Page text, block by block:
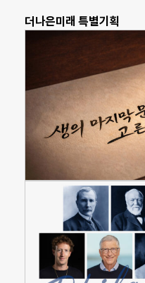
더나은미래 특별기획